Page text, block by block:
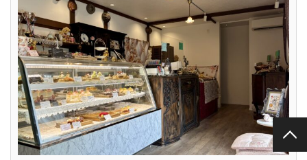
PAGE TOP